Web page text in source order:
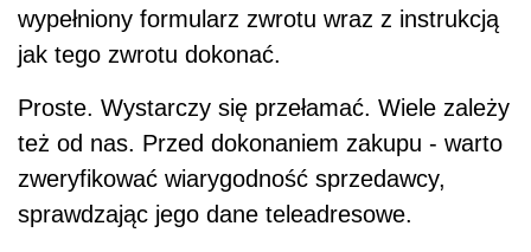
wypełniony formularz zwrotu wraz z instrukcją
jak tego zwrotu dokonać.
Proste. Wystarczy się przełamać. Wiele zależy
też od nas. Przed dokonaniem zakupu - warto
zweryfikować wiarygodność sprzedawcy,
sprawdzając jego dane teleadresowe.